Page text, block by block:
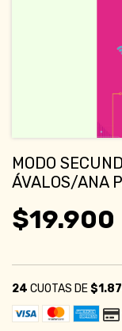
MODO
ÁVALOS/ANA
$19.900
24 CUOTAS DE